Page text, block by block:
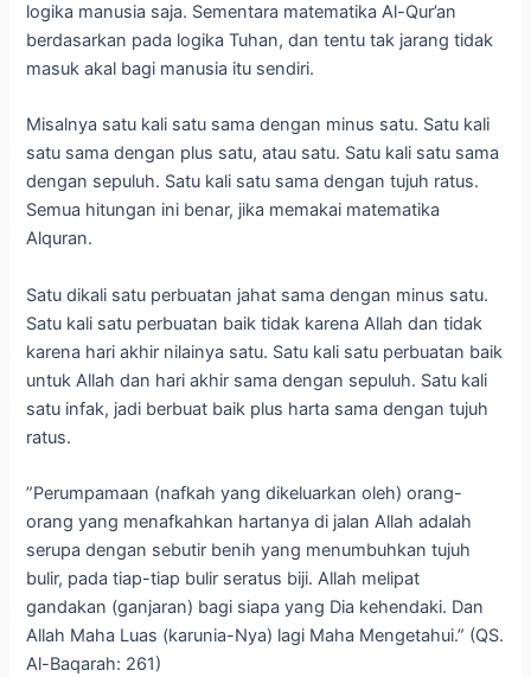
logika manusia saja. Sementara matematika Al-Qur’an
berdasarkan pada logika Tuhan, dan tentu tak jarang tidak
masuk akal bagi manusia itu sendiri.
Misalnya satu kali satu sama dengan minus satu. Satu kali
satu sama dengan plus satu, atau satu. Satu kali satu sama
dengan sepuluh. Satu kali satu sama dengan tujuh ratus.
Semua hitungan ini benar, jika memakai matematika
Alquran.
Satu dikali satu perbuatan jahat sama dengan minus satu.
Satu kali satu perbuatan baik tidak karena Allah dan tidak
karena hari akhir nilainya satu. Satu kali satu perbuatan baik
untuk Allah dan hari akhir sama dengan sepuluh. Satu kali
satu infak, jadi berbuat baik plus harta sama dengan tujuh
ratus.
”Perumpamaan (nafkah yang dikeluarkan oleh) orang-
orang yang menafkahkan hartanya di jalan Allah adalah
serupa dengan sebutir benih yang menumbuhkan tujuh
bulir, pada tiap-tiap bulir seratus biji. Allah melipat
gandakan (ganjaran) bagi siapa yang Dia kehendaki. Dan
Allah Maha Luas (karunia-Nya) lagi Maha Mengetahui.” (QS.
Al-Baqarah: 261)